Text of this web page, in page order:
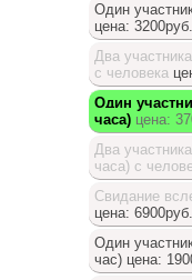
Один
цена: 3200руб.
Два
с человека
Один
часа)цена:
Два
часа) с
Свидание
цена: 6900руб.
Один
час)цена: